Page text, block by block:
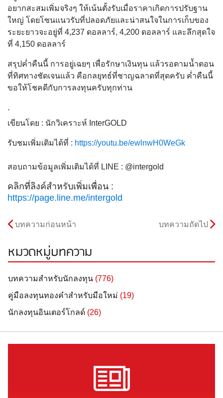
อยากสะสมเพิ่มจริงๆ ให้เน้นตั้งรับเมื่อราคาเกิดการปรับฐาน
ใหญ่ โดยโซนแนวรับที่ปลอดภัยและน่าสนใจในการเก็บของ
ระยะยาวจะอยู่ที่ 4,237 ดอลลาร์, 4,200 ดอลลาร์ และลึกสุดใจ
ที่ 4,150 ดอลลาร์
สรุปค่ำคืนนี้ การอยู่เฉยๆ เพื่อรักษาเงินทุน แล้วรอตามน้ำตอน
ที่ทิศทางชัดเจนแล้ว คือกลยุทธ์ที่ชาญฉลาดที่สุดครับ ค่ำคืนนี้
ขอให้โชคดีกับการลงทุนครับทุกท่าน
.
เขียนโดย : นักวิเคราะห์ InterGOLD
รับชมเพิ่มเติมได้ที่ : https://youtu.be/ewlnwH0WeGk
สอบถามข้อมูลเพิ่มเติมได้ที่ LINE : @intergold
คลิกที่ลิงค์สำหรับเพิ่มเพื่อน :
https://page.line.me/intergold
บทความก่อนหน้า บทความถัดไป
หมวดหมู่บทความ
บทความสำหรับนักลงทุน (776)
คู่มือลงทุนทองคำสำหรับมือใหม่ (19)
นักลงทุนอินเตอร์โกลด์ (26)